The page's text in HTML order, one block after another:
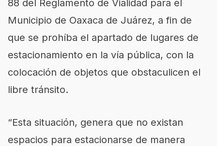
88 del Reglamento de Vialidad para el
Municipio de Oaxaca de Juárez, a fin de
que se prohíba el apartado de lugares de
estacionamiento en la vía pública, con la
colocación de objetos que obstaculicen el
libre tránsito.
“Esta situación, genera que no existan
espacios para estacionarse de manera